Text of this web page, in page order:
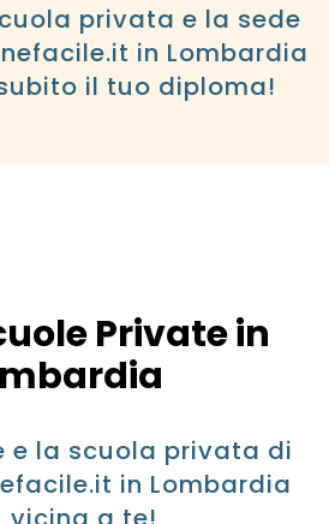
privata e la sede
in Lombardia
il tuo diploma!
Private in
e la scuola privata di
in Lombardia